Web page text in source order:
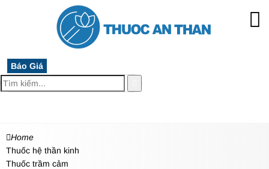
Báo Giá
Home
Thuốc hệ thần kinh
Thuốc trầm cảm